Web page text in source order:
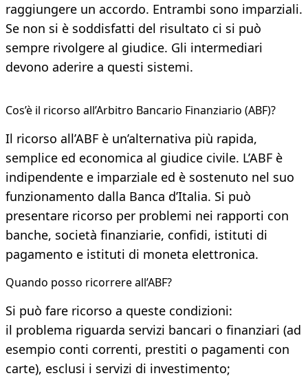
raggiungere un accordo. Entrambi sono imparziali.
Se non si è soddisfatti del risultato ci si può
sempre rivolgere al giudice. Gli intermediari
devono aderire a questi sistemi.
Cos’è il ricorso all’Arbitro Bancario Finanziario (ABF)?
Il ricorso all’ABF è un’alternativa più rapida,
semplice ed economica al giudice civile. L’ABF è
indipendente e imparziale ed è sostenuto nel suo
funzionamento dalla Banca d’Italia. Si può
presentare ricorso per problemi nei rapporti con
banche, società finanziarie, confidi, istituti di
pagamento e istituti di moneta elettronica.
Quando posso ricorrere all’ABF?
Si può fare ricorso a queste condizioni:
il problema riguarda servizi bancari o finanziari (ad
esempio conti correnti, prestiti o pagamenti con
carte), esclusi i servizi di investimento;